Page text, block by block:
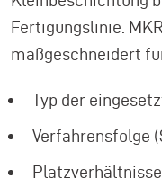
Fertigungslinie.
maßgeschneidert
Typ der
Verfahrensfolge